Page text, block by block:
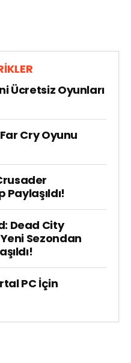
Ücretsiz Oyunları
Cry Oyunu
Paylaşıldı!
Dead City
Sezondan
PC İçin